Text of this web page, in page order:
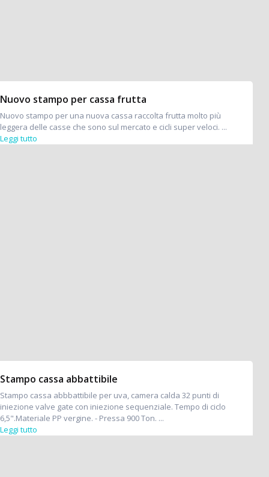
Nuovo stampo per cassa frutta
Nuovo stampo per una nuova cassa raccolta frutta molto più
leggera delle casse che sono sul mercato e cicli super veloci. ...
Leggi tutto
Stampo cassa abbattibile
Stampo cassa abbbattibile per uva, camera calda 32 punti di
iniezione valve gate con iniezione sequenziale. Tempo di ciclo
6,5".Materiale PP vergine. - Pressa 900 Ton. ...
Leggi tutto